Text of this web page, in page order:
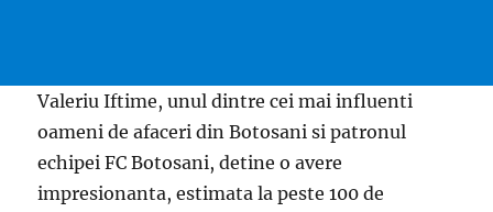
Valeriu Iftime, unul dintre cei mai influenti
oameni de afaceri din Botosani si patronul
echipei FC Botosani, detine o avere
impresionanta, estimata la peste 100 de